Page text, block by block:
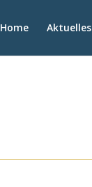
Home Aktuelles